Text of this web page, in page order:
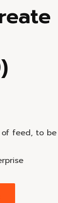
feed, to